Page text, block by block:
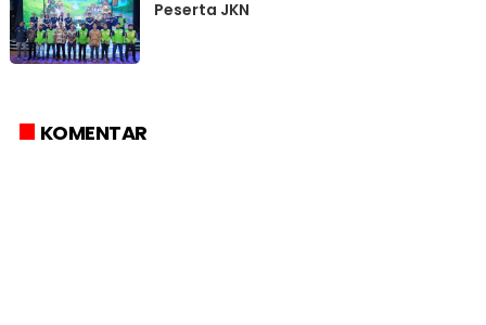
Peserta JKN
KOMENTAR